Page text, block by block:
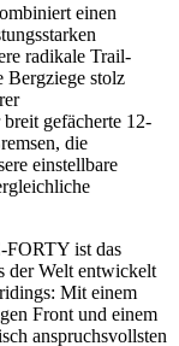
einen
radikale Trail-
Bergziege stolz
gefächerte 12-
die
einstellbare
FORTY ist das
der Welt entwickelt
Mit einem
Front und einem
anspruchsvollsten